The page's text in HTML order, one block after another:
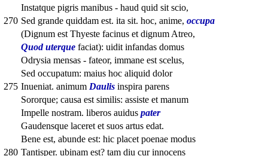
Instatque pigris manibus - haud quid sit scio,
270 Sed grande quiddam est. ita sit. hoc, anime, occupa
(Dignum est Thyeste facinus et dignum Atreo,
Quod uterque faciat): uidit infandas domus
Odrysia mensas - fateor, immane est scelus,
Sed occupatum: maius hoc aliquid dolor
275 Inueniat. animum Daulis inspira parens
Sororque; causa est similis: assiste et manum
Impelle nostram. liberos auidus pater
Gaudensque laceret et suos artus edat.
Bene est, abunde est: hic placet poenae modus
280 Tantisper. ubinam est? tam diu cur innocens